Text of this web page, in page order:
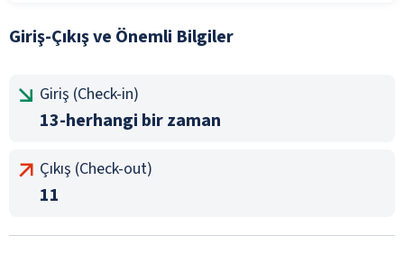
Giriş-Çıkış ve Önemli Bilgiler
Giriş (Check-in)
13-herhangi bir zaman
Çıkış (Check-out)
11